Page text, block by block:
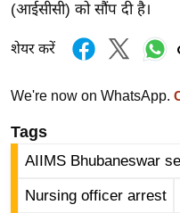
रं
न
ग
त
बॉ
(आईसीसी) को सौंप दी है।
शेयर करें
We're now on WhatsApp.
Tags
AIIMS Bhubaneswar
Nursing officer arrest